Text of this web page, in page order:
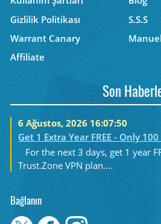
Gizlilik Politikası
S.S.S
Warrant Canary
Manuel
Affiliate
Son
6 Ağustos, 2026 16:07:50
Get 1 Extra Year FREE - Only
For the next 3 days, get 1 year
Trust.Zone VPN plan....
Bağlanın